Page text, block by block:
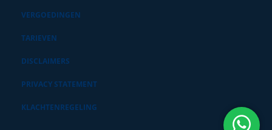
VERGOEDINGEN
TARIEVEN
DISCLAIMERS
PRIVACY STATEMENT
KLACHTENREGELING